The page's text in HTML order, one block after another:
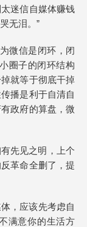
迷信自媒体赚钱
无泪。”
微信是闭环，闭
圈子的闭环结构
就等于彻底干掉
播是利于自清自
政府的算盘，微
先见之明，上个
革命全删了，提
，应该先考虑自
满意你的生活方